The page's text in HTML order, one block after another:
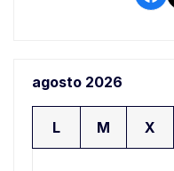
agosto 2026
L M X